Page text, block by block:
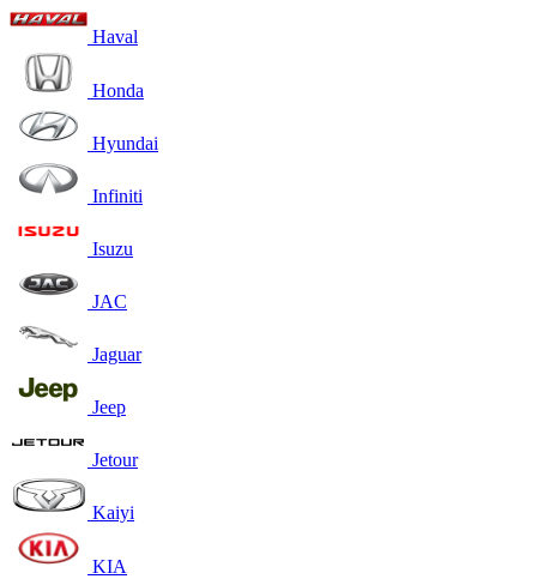
Haval
Honda
Hyundai
Infiniti
Isuzu
JAC
Jaguar
Jeep
Jetour
Kaiyi
KIA